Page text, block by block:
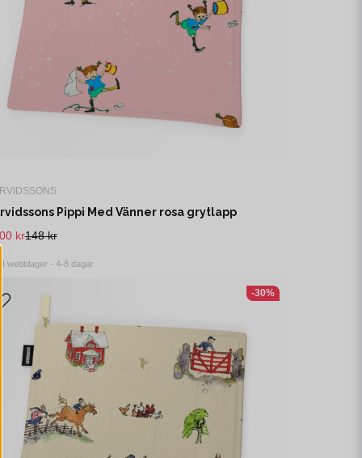
Pippi Med Vänner rosa grytlapp
148 kr
kr
I webblager - 4-8 dagar
-30%